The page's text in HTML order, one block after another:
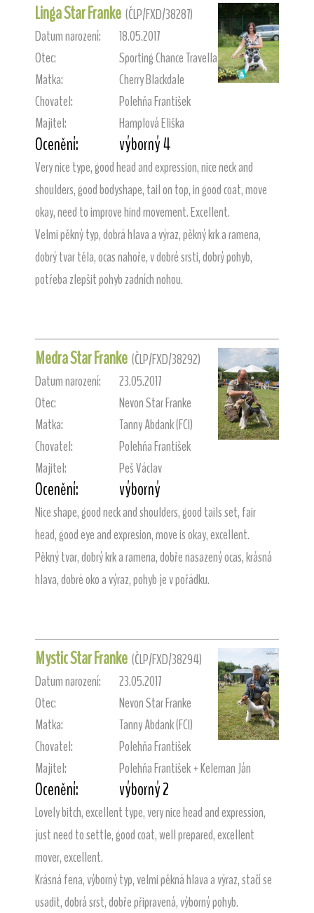
Linga Star Franke (ČLP/FXD/38287)
Datum narození:
18.05.2017
Otec:
Sporting Chance Travella
Matka:
Cherry Blackdale
Chovatel:
Polehňa František
Majitel:
Hamplová Eliška
Ocenění: výborný 4
Very nice type, good head and expression, nice neck and
shoulders, good bodyshape, tail on top, in good coat, move
okay, need to improve hind movement. Excellent.
Velmi pěkný typ, dobrá hlava a výraz, pěkný krk a ramena,
dobrý tvar těla, ocas nahoře, v dobré srsti, dobrý pohyb,
potřeba zlepšit pohyb zadních nohou.
Medra Star Franke (ČLP/FXD/38292)
Datum narození:
23.05.2017
Otec:
Nevon Star Franke
Matka:
Tanny Abdank (FCI)
Chovatel:
Polehňa František
Majitel:
Peš Václav
Ocenění: výborný
Nice shape, good neck and shoulders, good tails set, fair
head, good eye and expresion, move is okay, excellent.
Pěkný tvar, dobrý krk a ramena, dobře nasazený ocas, krásná
hlava, dobré oko a výraz, pohyb je v pořádku.
Mystic Star Franke (ČLP/FXD/38294)
Datum narození:
23.05.2017
Otec:
Nevon Star Franke
Matka:
Tanny Abdank (FCI)
Chovatel:
Polehňa František
Majitel:
Polehňa František + Keleman Ján
Ocenění: výborný 2
Lovely bitch, excellent type, very nice head and expression,
just need to settle, good coat, well prepared, excellent
mover, excellent.
Krásná fena, výborný typ, velmi pěkná hlava a výraz, stačí se
usadit, dobrá srst, dobře připravená, výborný pohyb.